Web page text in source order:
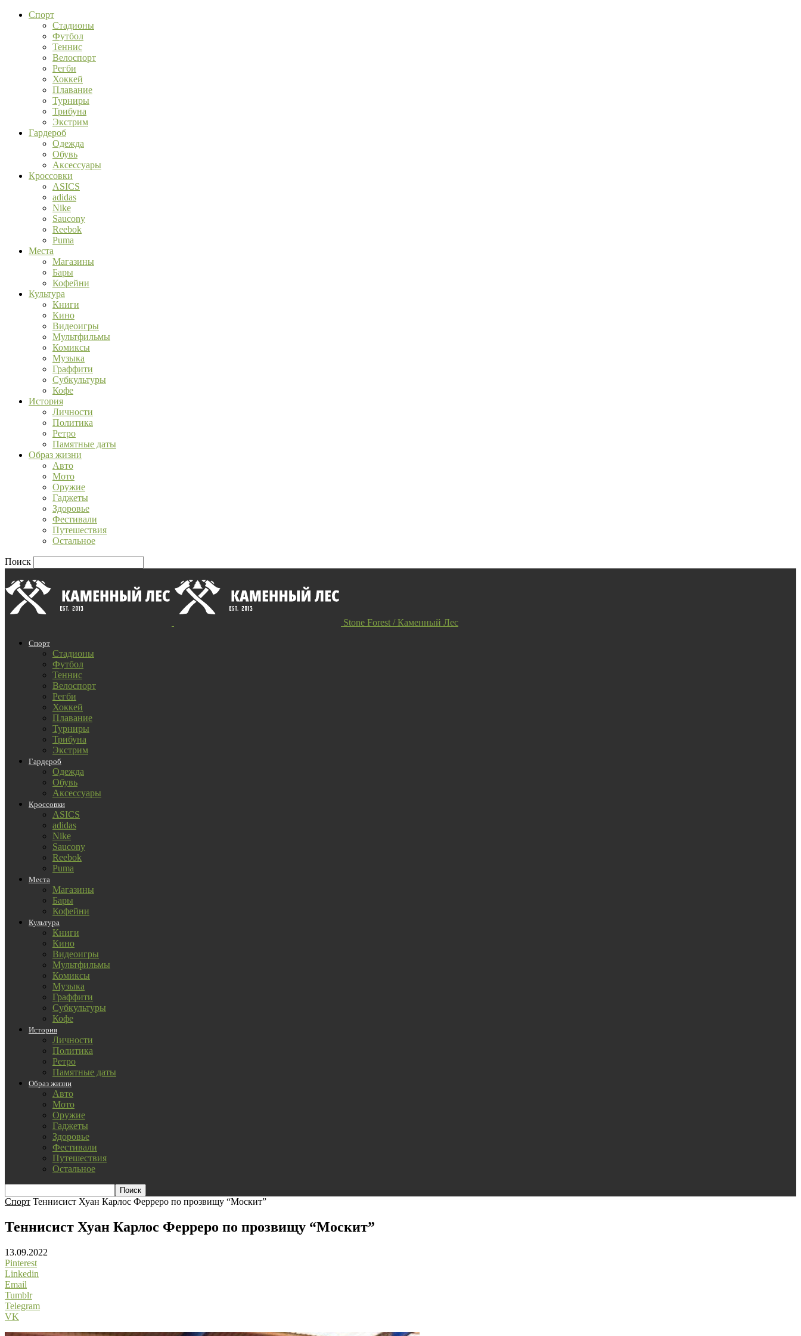
Спорт
Стадионы
Футбол
Теннис
Велоспорт
Регби
Хоккей
Плавание
Турниры
Трибуна
Экстрим
Гардероб
Одежда
Обувь
Аксессуары
Кроссовки
ASICS
adidas
Nike
Saucony
Reebok
Puma
Места
Магазины
Бары
Кофейни
Культура
Книги
Кино
Видеоигры
Мультфильмы
Комиксы
Музыка
Граффити
Субкультуры
Кофе
История
Личности
Политика
Ретро
Памятные даты
Образ жизни
Авто
Мото
Оружие
Гаджеты
Здоровье
Фестивали
Путешествия
Остальное
Поиск
Stone Forest / Каменный Лес
Спорт
Стадионы
Футбол
Теннис
Велоспорт
Регби
Хоккей
Плавание
Турниры
Трибуна
Экстрим
Гардероб
Одежда
Обувь
Аксессуары
Кроссовки
ASICS
adidas
Nike
Saucony
Reebok
Puma
Места
Магазины
Бары
Кофейни
Культура
Книги
Кино
Видеоигры
Мультфильмы
Комиксы
Музыка
Граффити
Субкультуры
Кофе
История
Личности
Политика
Ретро
Памятные даты
Образ жизни
Авто
Мото
Оружие
Гаджеты
Здоровье
Фестивали
Путешествия
Остальное
Спорт Теннисист Хуан Карлос Ферреро по прозвищу “Москит”
Теннисист Хуан Карлос Ферреро по прозвищу “Москит”
13.09.2022
Pinterest
Linkedin
Email
Tumblr
Telegram
VK